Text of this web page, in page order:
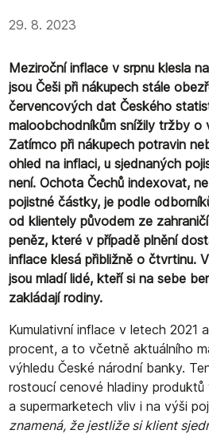
29. 8. 2023
Meziroční inflace v srpnu klesla
jsou Češi při nákupech stále
červencových dat Českého
maloobchodníkům snížily tržby o
Zatímco při nákupech potravin
ohled na inflaci, u sjednaných
není. Ochota Čechů indexovat,
pojistné částky, je podle
od klientely původem ze
peněz, které v případě plnění
inflace klesá přibližně o čtvrtinu.
jsou mladí lidé, kteří si na sebe
zakládají rodiny.
Kumulativní inflace v letech 2021
procent, a to včetně aktuálního
výhledu České národní banky.
rostoucí cenové hladiny
a supermarketech vliv i na výši
znamená, že jestliže si klient